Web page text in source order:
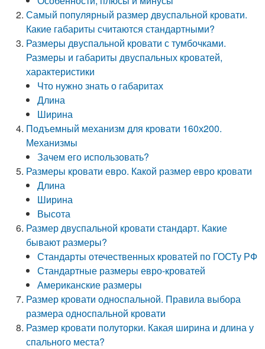
Самый популярный размер двуспальной кровати.
Какие габариты считаются стандартными?
Размеры двуспальной кровати с тумбочками.
Размеры и габариты двуспальных кроватей,
характеристики
Что нужно знать о габаритах
Длина
Ширина
Подъемный механизм для кровати 160х200.
Механизмы
Зачем его использовать?
Размеры кровати евро. Какой размер евро кровати
Длина
Ширина
Высота
Размер двуспальной кровати стандарт. Какие
бывают размеры?
Стандарты отечественных кроватей по ГОСТу РФ
Стандартные размеры евро-кроватей
Американские размеры
Размер кровати односпальной. Правила выбора
размера односпальной кровати
Размер кровати полуторки. Какая ширина и длина у
спального места?